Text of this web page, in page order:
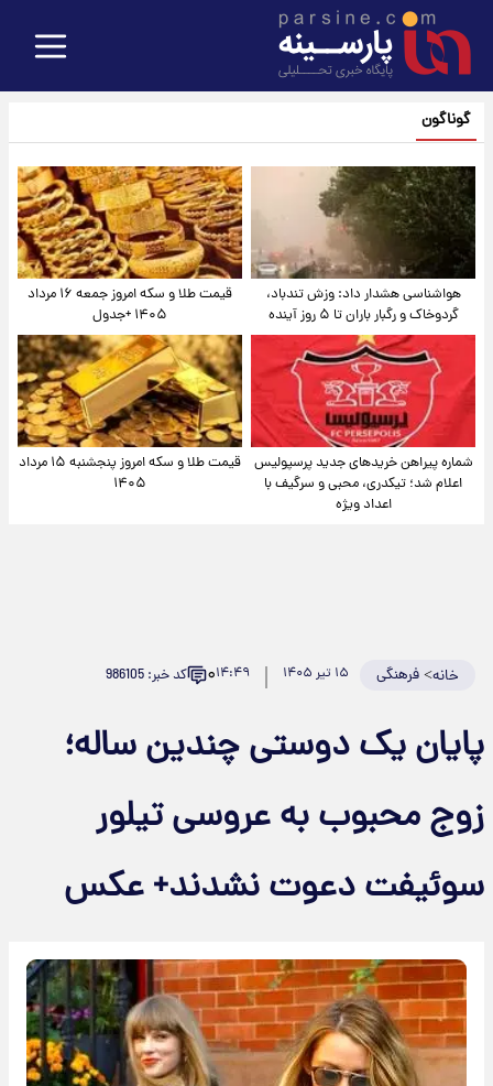
گوناگون
هواشناسی هشدار داد: وزش تندباد،
گردوخاک و رگبار باران تا ۵ روز آینده
قیمت طلا و سکه امروز جمعه ۱۶ مرداد
۱۴۰۵ +جدول
شماره پیراهن خریدهای جدید پرسپولیس
اعلام شد؛ تیکدری، محبی و سرگیف با
اعداد ویژه
قیمت طلا و سکه امروز پنجشنبه ۱۵ مرداد
۱۴۰۵
خانه>فرهنگی ۱۵ تیر ۱۴۰۵ ۱۴:۴۹۰ کد خبر: 986105
پایان یک دوستی چندین ساله؛
زوج محبوب به عروسی تیلور
سوئیفت دعوت نشدند+ عکس